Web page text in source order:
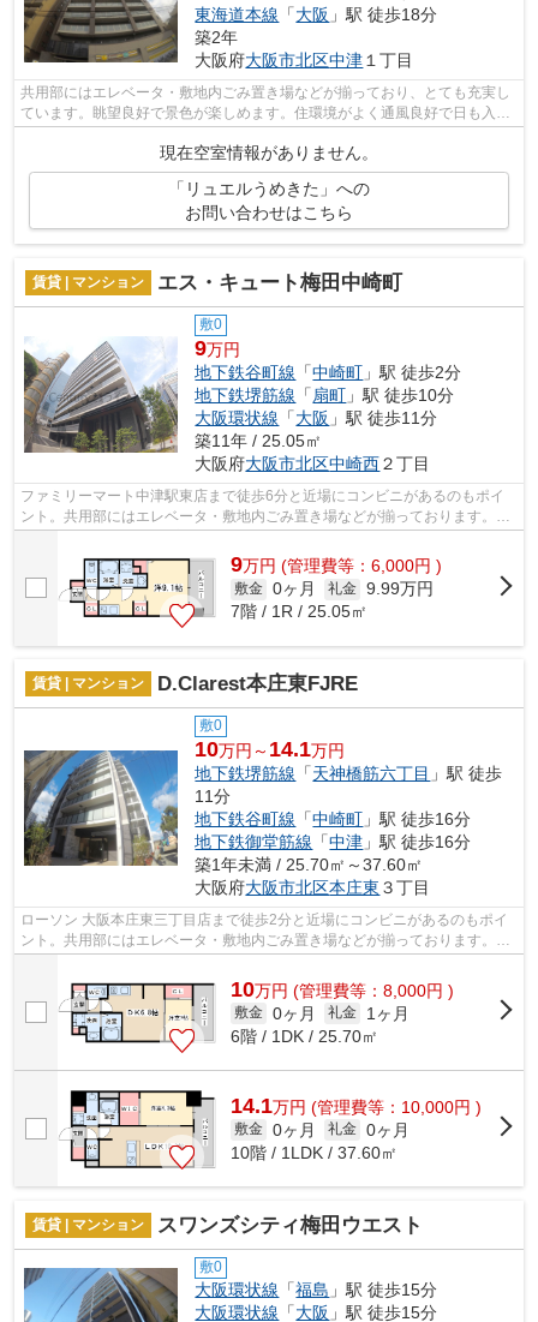
東海道本線 「大阪 」駅 徒歩18分
築2年
大阪府大阪市北区中津 １丁目
共用部にはエレベータ・敷地内ごみ置き場などが揃っており、とても充実し
ています。眺望良好で景色が楽しめます。住環境がよく通風良好で日も入る
現在空室情報がありません。
「リュエルうめきた」への
お問い合わせはこちら
賃貸 | マンション エス・キュート梅田中崎町
敷0
9万円
地下鉄谷町線 「中崎町 」駅 徒歩2分
地下鉄堺筋線 「扇町 」駅 徒歩10分
大阪環状線 「大阪 」駅 徒歩11分
築11年 / 25.05㎡
大阪府大阪市北区中崎西２丁目
ファミリーマート中津駅東店まで徒歩6分と近場にコンビニがあるのもポイ
ント。共用部にはエレベータ・敷地内ごみ置き場などが揃っております。こ
ちらはマンションタイプになります。2...
9万円 (管理費等：6,000円 )
敷金 0ヶ月 礼金 9.99万円
7階 / 1R / 25.05㎡
賃貸 | マンション D.Clarest本庄東FJRE
敷0
10万円～ 14.1万円
地下鉄堺筋線 「天神橋筋六丁目 」駅 徒歩
11分
地下鉄谷町線 「中崎町 」駅 徒歩16分
地下鉄御堂筋線 「中津 」駅 徒歩16分
築1年未満 / 25.70㎡～37.60㎡
大阪府大阪市北区本庄東 ３丁目
ローソン 大阪本庄東三丁目店まで徒歩2分と近場にコンビニがあるのもポイ
ント。共用部にはエレベータ・敷地内ごみ置き場などが揃っております。こ
10万円 (管理費等：8,000円 )
敷金 0ヶ月 礼金
1ヶ月
6階 / 1DK / 25.70㎡
14.1万円 (管理費等：10,000円 )
敷金 0ヶ月 礼金 0ヶ月
10階 / 1LDK / 37.60㎡
賃貸 | マンション スワンズシティ梅田ウエスト
敷0
大阪環状線 「福島 」駅 徒歩15分
大阪環状線 「大阪 」駅 徒歩15分